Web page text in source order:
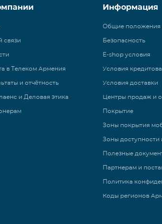
связи
в Телеком Армения
и отчётность
и Деловая этика
Информация
Общие положения
Безопасность
E-shop условия
Условия
Условия доставки
Центры продаж и
Покрытие
Зоны покрытия
Зоны доступности
Полезные
Партнерам и
Политика
Коды регионов